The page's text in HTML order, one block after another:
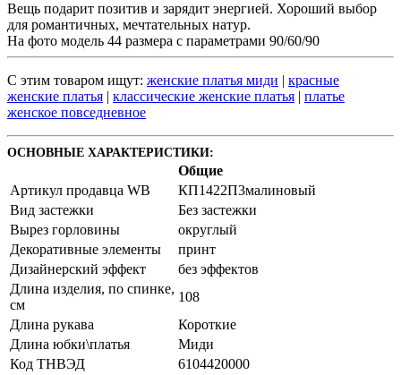
Вещь подарит позитив и зарядит энергией. Хороший выбор
для романтичных, мечтательных натур.
На фото модель 44 размера с параметрами 90/60/90
С этим товаром ищут: женские платья миди | красные
женские платья | классические женские платья | платье
женское повседневное
ОСНОВНЫЕ ХАРАКТЕРИСТИКИ:
Общие
Артикул продавца WB
КП1422П3малиновый
Вид застежки
Без застежки
Вырез горловины
округлый
Декоративные элементы
принт
Дизайнерский эффект
без эффектов
Длина изделия, по спинке,
см
108
Длина рукава
Короткие
Длина юбки\платья
Миди
Код ТНВЭД
6104420000